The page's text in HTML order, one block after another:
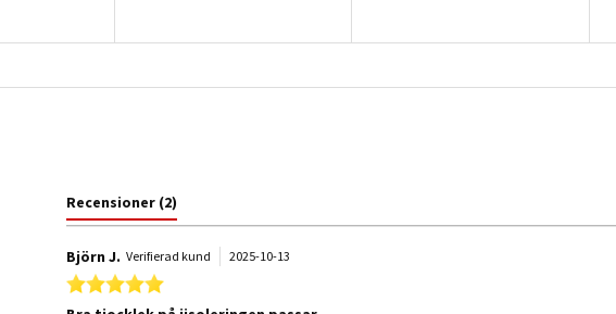
Recensioner (2)
Björn J. Verifierad kund
5.0 star rating
2025-10-13